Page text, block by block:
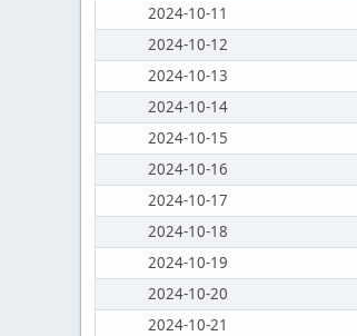
2024-10-11
2024-10-12
2024-10-13
2024-10-14
2024-10-15
2024-10-16
2024-10-17
2024-10-18
2024-10-19
2024-10-20
2024-10-21